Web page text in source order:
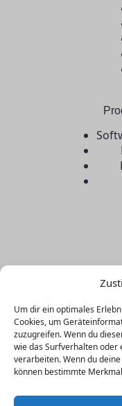
Um dir ein optimales
Cookies, um
zuzugreifen. Wenn du
wie das Surfverhalten oder
verarbeiten. Wenn du
können bestimmte
Fax:
Benötigen Sie
Kontaktieren